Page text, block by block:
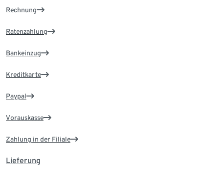
Rechnung
Ratenzahlung
Bankeinzug
Kreditkarte
Paypal
Vorauskasse
Zahlung in der Filiale
Lieferung